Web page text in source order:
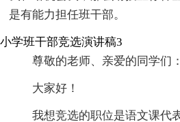
是有能力担任班干部。
小学班干部竞选演讲稿3
尊敬的老师、亲爱的同学们：
大家好！
我想竞选的职位是语文课代